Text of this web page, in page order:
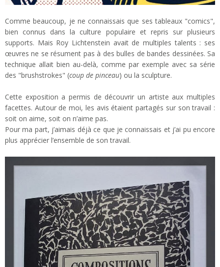
Comme beaucoup, je ne connaissais que ses tableaux "comics",
bien connus dans la culture populaire et repris sur plusieurs
supports. Mais Roy Lichtenstein avait de multiples talents : ses
œuvres ne se résument pas à des bulles de bandes dessinées. Sa
technique allait bien au-delà, comme par exemple avec sa série
des "brushstrokes" (coup de pinceau) ou la sculpture.
Cette exposition a permis de découvrir un artiste aux multiples
facettes. Autour de moi, les avis étaient partagés sur son travail :
soit on aime, soit on n’aime pas.
Pour ma part, j’aimais déjà ce que je connaissais et j’ai pu encore
plus apprécier l’ensemble de son travail.